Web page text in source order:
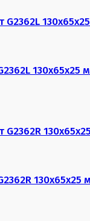
130х65х25
130х65х25